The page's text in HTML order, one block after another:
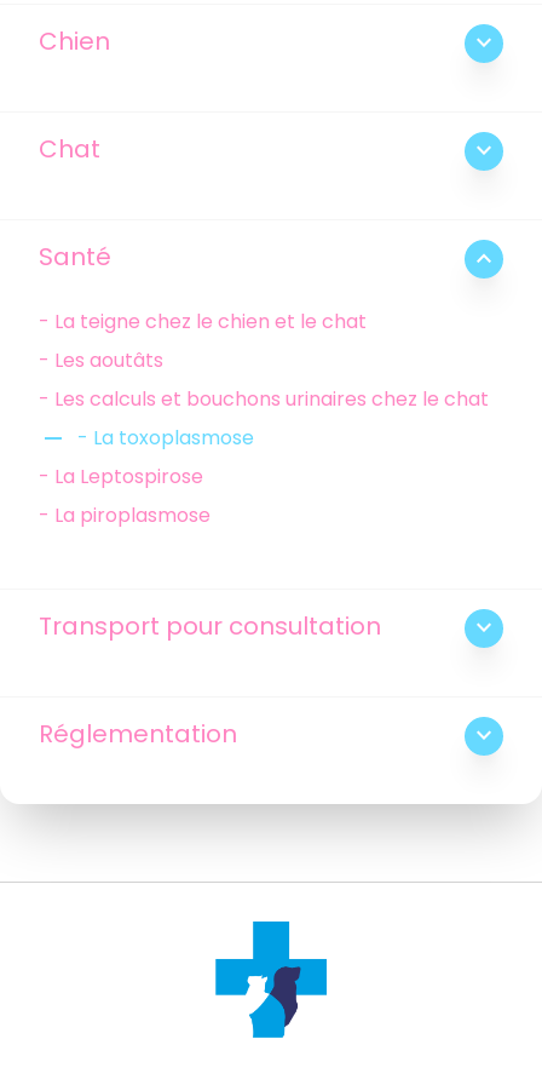
Chien expand_more
Chat expand_more
Santé expand_less
- La teigne chez le chien et le chat
- Les aoutâts
- Les calculs et bouchons urinaires chez le chat
remove
- La toxoplasmose
- La Leptospirose
- La piroplasmose
Transport pour consultation expand_more
Réglementation expand_more